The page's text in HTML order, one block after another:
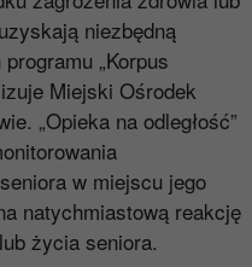
niezbędną
„Korpus
Miejski Ośrodek
„Opieka na odległość”
w miejscu jego
natychmiastową reakcję
życia seniora.